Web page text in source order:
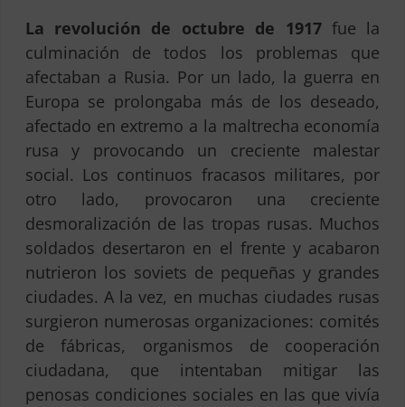
La revolución de octubre de 1917fue la
culminación de todos los problemas que
afectaban a Rusia. Por un lado, la guerra en
Europa se prolongaba más de los deseado,
afectado en extremo a la maltrecha economía
rusa y provocando un creciente malestar
social. Los continuos fracasos militares, por
otro lado, provocaron una creciente
desmoralización de las tropas rusas. Muchos
soldados desertaron en el frente y acabaron
nutrieron los soviets de pequeñas y grandes
ciudades. A la vez, en muchas ciudades rusas
surgieron numerosas organizaciones: comités
de fábricas, organismos de cooperación
ciudadana, que intentaban mitigar las
penosas condiciones sociales en las que vivía